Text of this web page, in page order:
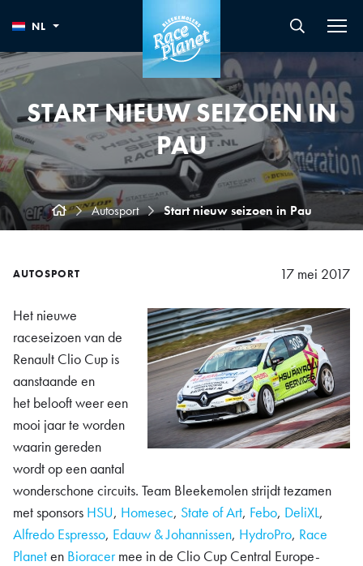
NL
START NIEUW SEIZOEN IN
PAU
Autosport Start nieuw seizoen in Pau
AUTOSPORT 17 mei 2017
Het nieuwe
raceseizoen van de
Renault Clio Cup is
aanstaande en
het belooft weer een
mooi jaar te worden
waarin gereden
wordt op een aantal
wonderschone circuits. Team Bleekemolen strijdt tezamen
met sponsors HSU, Homesec, State of Art, Febo, DeliXL,
Alfredo Espresso, Edauw & Johannissen, HydroPro, Race
Planeten Bioracermee in de Clio Cup Central Europe-